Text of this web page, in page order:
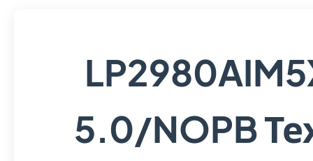
5.0/NOPB